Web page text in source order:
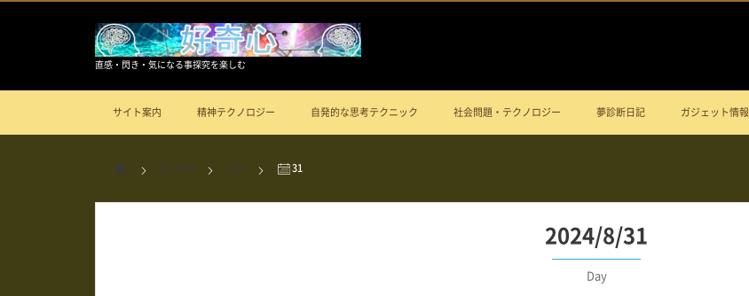
直感・閃き・気になる事探究を楽しむ
サイト案内 精神テクノロジー 自発的な思考テクニック 社会問題・テクノロジー 夢診断日記 ガジェット情報
2024 8 31
2024/8/31
Day